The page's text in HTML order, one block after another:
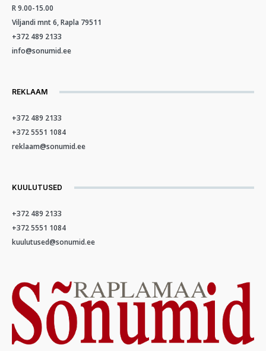
R 9.00-15.00
Viljandi mnt 6, Rapla 79511
+372 489 2133
info@sonumid.ee
REKLAAM
+372 489 2133
+372 5551 1084
reklaam@sonumid.ee
KUULUTUSED
+372 489 2133
+372 5551 1084
kuulutused@sonumid.ee